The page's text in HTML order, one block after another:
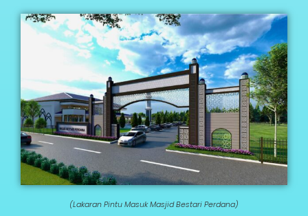
(Lakaran Pintu Masuk Masjid Bestari Perdana)